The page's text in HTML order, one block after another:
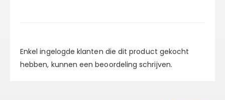
Enkel ingelogde klanten die dit product gekocht
hebben, kunnen een beoordeling schrijven.